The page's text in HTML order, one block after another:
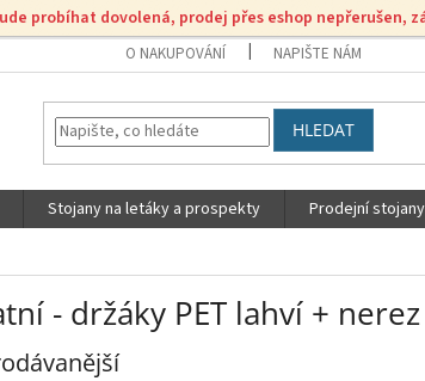
probíhat dovolená, prodej přes eshop nepřerušen,
O NAKUPOVÁNÍ NAPIŠTE NÁM
HLEDAT
Stojany na letáky a prospekty Prodejní stojany
- držáky PET lahví +